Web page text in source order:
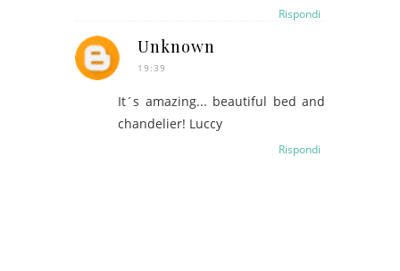
Rispondi
Unknown
19:39
It´s amazing... beautiful bed and
chandelier! Luccy
Rispondi